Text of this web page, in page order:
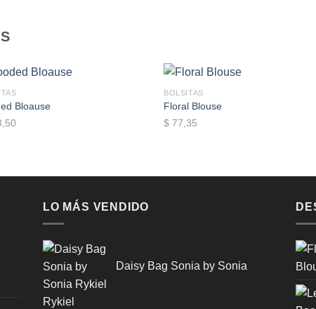
Bloause
BOLSITAS
Floral Blouse
$ 77,35
LO MÁS VENDIDO
Daisy Bag Sonia by Sonia
Rykiel